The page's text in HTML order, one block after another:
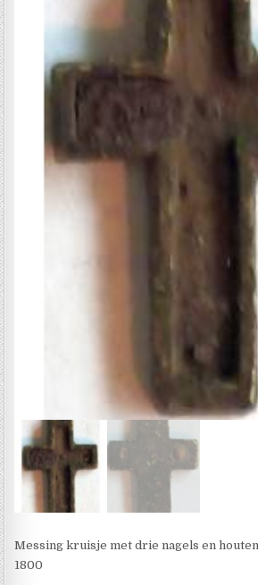
Messing kruisje met drie nagels en
1800